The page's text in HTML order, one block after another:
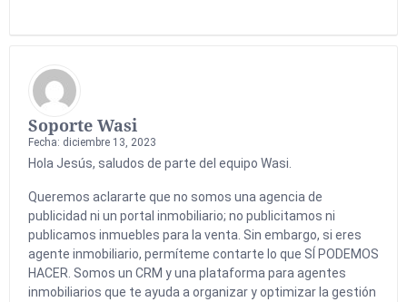
Soporte Wasi
Fecha: diciembre 13, 2023
Hola Jesús, saludos de parte del equipo Wasi.
Queremos aclararte que no somos una agencia de
publicidad ni un portal inmobiliario; no publicitamos ni
publicamos inmuebles para la venta. Sin embargo, si eres
agente inmobiliario, permíteme contarte lo que SÍ PODEMOS
HACER. Somos un CRM y una plataforma para agentes
inmobiliarios que te ayuda a organizar y optimizar la gestión